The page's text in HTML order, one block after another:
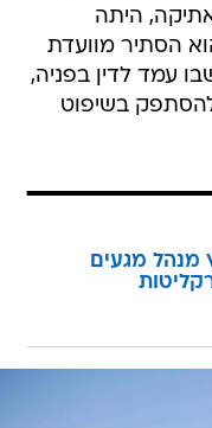
היתה
הסתיר מוועדת
עמד לדין בפניה,
בשיפוט
מנהל מגעים